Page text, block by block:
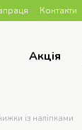
Контакти
Акція
із наліпками